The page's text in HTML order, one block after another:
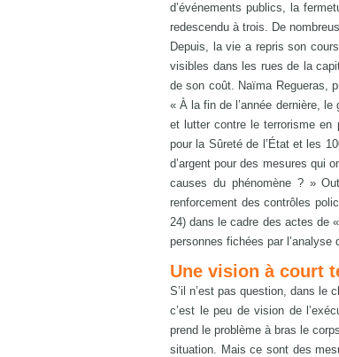
d’événements publics, la
redescendu à trois. De
Depuis, la vie a repris son
visibles dans les rues de la
de son coût. Naïma Regueras,
« À la fin de l’année dernière,
et lutter contre le terrorisme
pour la Sûreté de l’État et les
d’argent pour des mesures qui
causes du phénomène ? »
renforcement des contrôles
24) dans le cadre des actes de
personnes fichées par l’analyse
Une vision à court
S’il n’est pas question, dans le
c’est le peu de vision de
prend le problème à bras le
situation. Mais ce sont des